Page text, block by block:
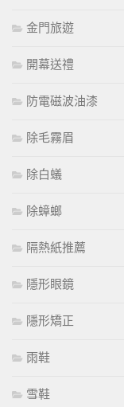
金門旅遊
開幕送禮
防電磁波油漆
除毛霧眉
除白蟻
除蟑螂
隔熱紙推薦
隱形眼鏡
隱形矯正
雨鞋
雪鞋